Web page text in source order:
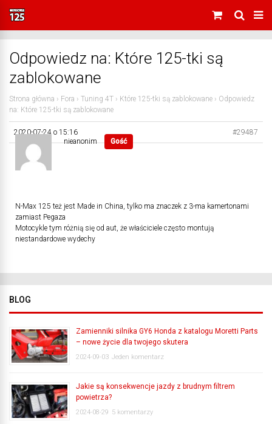
Odpowiedz na: Które 125-tki są
zablokowane
Strona główna › Fora › Tuning 4T › Które 125-tki są zablokowane › Odpowiedz
na: Które 125-tki są zablokowane
2020-07-24 o 15:16
#29487
nieanonim
Gość
N-Max 125 też jest Made in China, tylko ma znaczek z 3-ma kamertonami
zamiast Pegaza
Motocykle tym różnią się od aut, że właściciele często montują
niestandardowe wydechy
BLOG
Zamienniki silnika GY6 Honda z katalogu Moretti Parts
– nowe życie dla twojego skutera
2024-09-03 Jeden komentarz
Jakie są konsekwencje jazdy z brudnym filtrem
powietrza?
2024-08-29 5 komentarzy